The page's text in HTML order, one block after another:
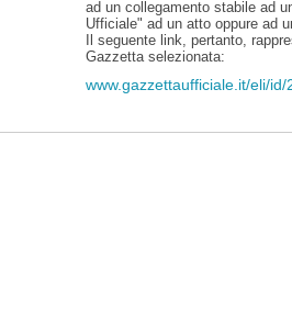
ad un collegamento stabile ad
Ufficiale" ad un atto oppure ad
Il seguente link, pertanto,
Gazzetta selezionata:
www.gazzettaufficiale.it/eli/